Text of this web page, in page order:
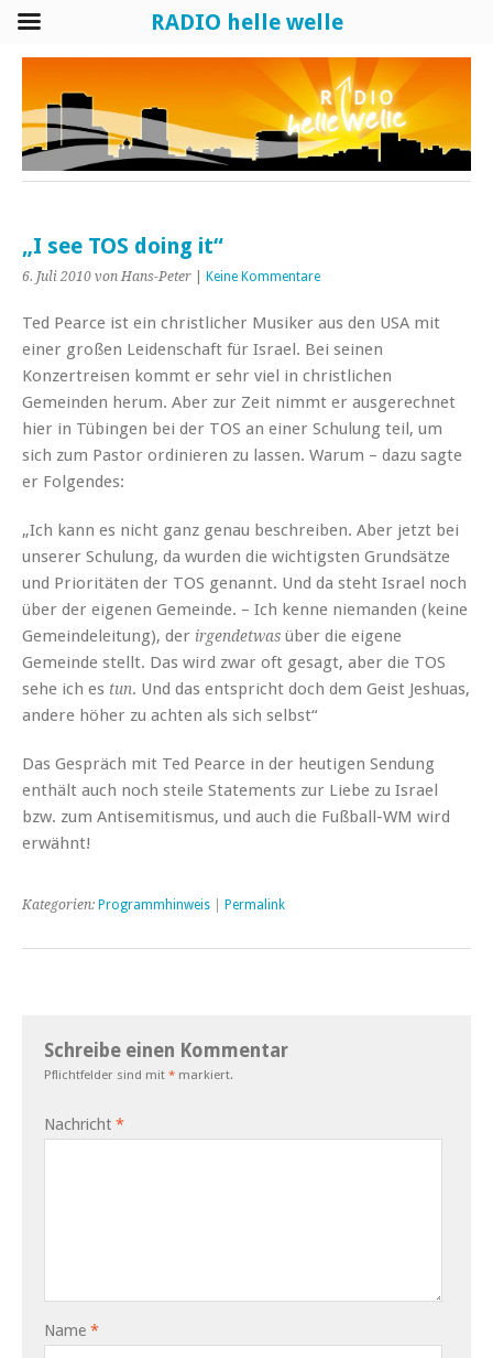
„I see TOS doing it“
6. Juli 2010 von Hans-Peter Keine Kommentare
Ted Pearce ist ein christlicher Musiker aus den USA mit
einer großen Leidenschaft für Israel. Bei seinen
Konzertreisen kommt er sehr viel in christlichen
Gemeinden herum. Aber zur Zeit nimmt er ausgerechnet
hier in Tübingen bei der TOS an einer Schulung teil, um
sich zum Pastor ordinieren zu lassen. Warum – dazu sagte
er Folgendes:
„Ich kann es nicht ganz genau beschreiben. Aber jetzt bei
unserer Schulung, da wurden die wichtigsten Grundsätze
und Prioritäten der TOS genannt. Und da steht Israel noch
über der eigenen Gemeinde. – Ich kenne niemanden (keine
Gemeindeleitung), der irgendetwas über die eigene
Gemeinde stellt. Das wird zwar oft gesagt, aber die TOS
sehe ich es tun. Und das entspricht doch dem Geist Jeshuas,
andere höher zu achten als sich selbst“
Das Gespräch mit Ted Pearce in der heutigen Sendung
enthält auch noch steile Statements zur Liebe zu Israel
bzw. zum Antisemitismus, und auch die Fußball-WM wird
erwähnt!
Kategorien: Programmhinweis Permalink
Schreibe einen Kommentar
Pflichtfelder sind mit * markiert.
Nachricht *
Name *
RADIO helle welle